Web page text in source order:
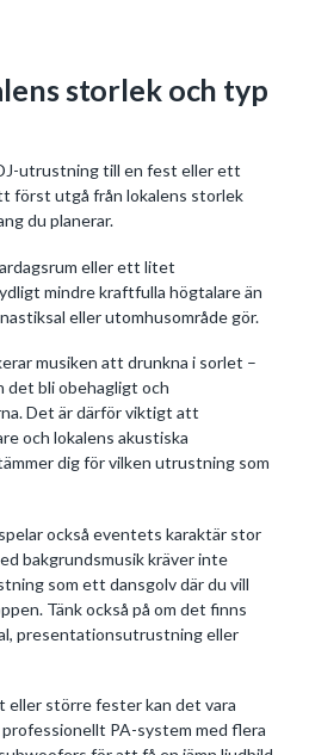
storlek och typ
utrustning till en fest eller ett
först utgå från lokalens storlek
du planerar.
eller ett litet
mindre kraftfulla högtalare än
eller utomhusområde gör.
musiken att drunkna i sorlet –
det bli obehagligt och
Det är därför viktigt att
och lokalens akustiska
dig för vilken utrustning som
också eventets karaktär stor
bakgrundsmusik kräver inte
som ett dansgolv där du vill
Tänk också på om det finns
presentationsutrustning eller
eller större fester kan det vara
PA-system med flera